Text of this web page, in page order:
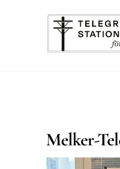
Melker-